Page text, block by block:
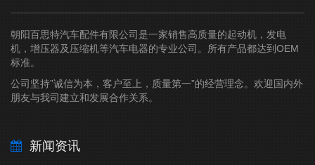
朝阳百思特汽车配件有限公司是一家销售高质量的起动机，发电
机，增压器及压缩机等汽车电器的专业公司。所有产品都达到OEM
标准。
公司坚持”诚信为本，客户至上，质量第一”的经营理念。欢迎国内外
朋友与我司建立和发展合作关系。
新闻资讯